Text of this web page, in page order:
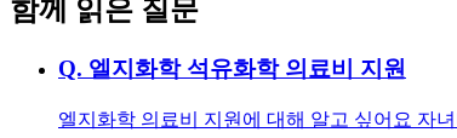
함께 읽은 질문
Q. 엘지화학 석유화학 의료비 지원
엘지화학 의료비 지원에 대해 알고 싶어요 자